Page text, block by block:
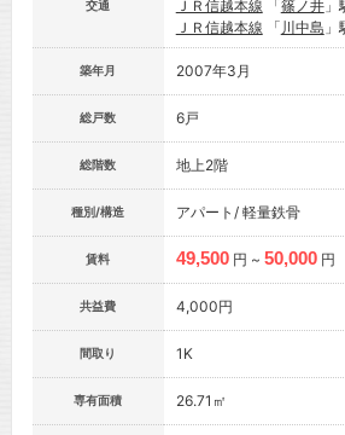
交通
ＪＲ信越本線 「篠ノ井」
ＪＲ信越本線 「 川中島
築年月 2007年3月
総戸数 6戸
総階数 地上2階
種別/構造 アパート/ 軽量鉄骨
賃料 49,500 円 ~ 50,000 円
共益費 4,000円
間取り 1K
専有面積 26.71㎡